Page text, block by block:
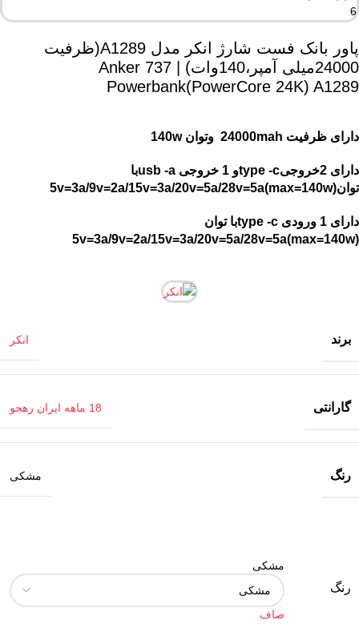
پاور بانک فست شارژ انکر مدل A1289(ظرفیت
24000میلی آمپر،140وات) | Anker 737
Powerbank(PowerCore 24K) A1289
دارای ظرفیت 24000mah وتوان 140w
دارای 2خروجیtype -cو 1 خروجی usb -aبا
توان5v=3a/9v=2a/15v=3a/20v=5a/28v=5a(max=140w)
دارای 1 ورودی type -cبا توان
5v=3a/9v=2a/15v=3a/20v=5a/28v=5a(max=140w)
برند انکر
گارانتی 18 ماهه ایران رهجو
رنگ مشکی
رنگ
مشکی
صاف